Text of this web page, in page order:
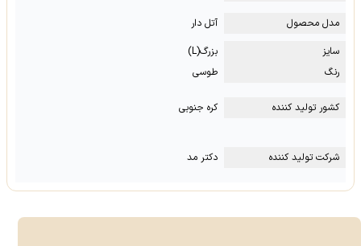
مدل محصول
آتل دار
سایز
بزرگ(L)
رنگ
طوسی
کشور تولید کننده کره جنوبی
شرکت تولید کننده دکتر مد